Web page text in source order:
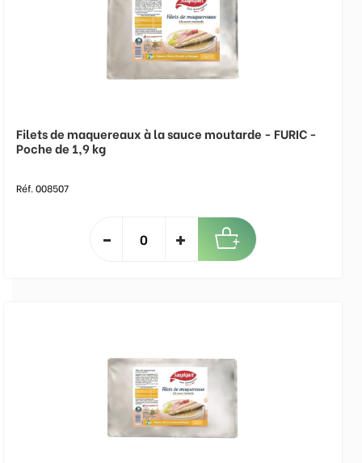
Filets de maquereaux à la sauce moutarde - FURIC -
Poche de 1,9 kg
Réf. 008507